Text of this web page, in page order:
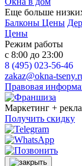
Еще больше
Балконы Цены
Цены
Режим работы
с 8:00 до 23:00
8 (495) 023-56-46
zakaz@okna-
Правовая
Маркетинг +
Получить скидку